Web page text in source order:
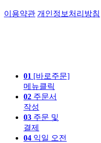
이용약관 개인정보처리방침
01 [바로주문]
메뉴클릭
02 주문서
작성
03 주문 및
결제
04 익일 오전